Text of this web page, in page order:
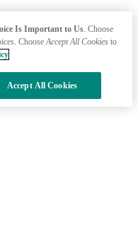
Is Important to Us. Choose
ChooseAccept All Cookies to
Accept All Cookies